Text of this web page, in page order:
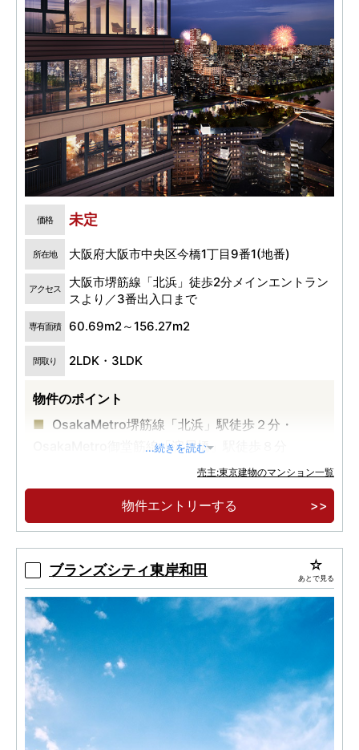
価格 未定
所在地 大阪府大阪市中央区今橋1丁目9番1(地番)
アクセス
大阪市堺筋線「北浜」徒歩2分メインエントラン
スより／3番出入口まで
専有面積 60.69m2～156.27m2
間取り 2LDK・3LDK
物件のポイント
OsakaMetro堺筋線「北浜」駅徒歩２分・
OsakaMetro御堂筋線「淀屋橋」駅徒歩８分
角部屋率約76％ ※総戸数142戸中109戸が角住
戸免震タワーレジデンス
...続きを読む
売主:東京建物のマンション一覧
物件エントリーする
ブランズシティ東岸和田 あとで見る